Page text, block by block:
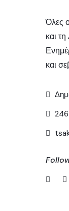
Όλες
και
και